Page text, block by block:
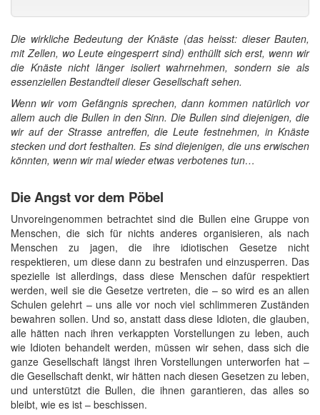
Die wirkliche Bedeutung der Knäste (das heisst: dieser Bauten,
mit Zellen, wo Leute eingesperrt sind) enthüllt sich erst, wenn wir
die Knäste nicht länger isoliert wahrnehmen, sondern sie als
essenziellen Bestandteil dieser Gesellschaft sehen.
Wenn wir vom Gefängnis sprechen, dann kommen natürlich vor
allem auch die Bullen in den Sinn. Die Bullen sind diejenigen, die
wir auf der Strasse antreffen, die Leute festnehmen, in Knäste
stecken und dort festhalten. Es sind diejenigen, die uns erwischen
könnten, wenn wir mal wieder etwas verbotenes tun…
Die Angst vor dem Pöbel
Unvoreingenommen betrachtet sind die Bullen eine Gruppe von
Menschen, die sich für nichts anderes organisieren, als nach
Menschen zu jagen, die ihre idiotischen Gesetze nicht
respektieren, um diese dann zu bestrafen und einzusperren. Das
spezielle ist allerdings, dass diese Menschen dafür respektiert
werden, weil sie die Gesetze vertreten, die – so wird es an allen
Schulen gelehrt – uns alle vor noch viel schlimmeren Zuständen
bewahren sollen. Und so, anstatt dass diese Idioten, die glauben,
alle hätten nach ihren verkappten Vorstellungen zu leben, auch
wie Idioten behandelt werden, müssen wir sehen, dass sich die
ganze Gesellschaft längst ihren Vorstellungen unterworfen hat –
die Gesellschaft denkt, wir hätten nach diesen Gesetzen zu leben,
und unterstützt die Bullen, die ihnen garantieren, das alles so
bleibt, wie es ist – beschissen.